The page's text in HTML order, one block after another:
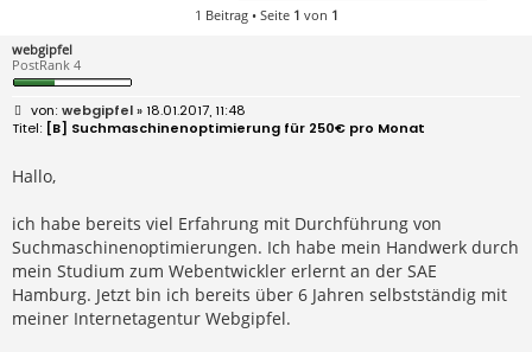
1 Beitrag • Seite 1 von 1
webgipfel
PostRank 4
B
e
i
r
a
webgipfel» 18.01.2017, 11:48
[B] Suchmaschinenoptimierung für 250€ pro Monat
Hallo,
ich habe bereits viel Erfahrung mit Durchführung von
Suchmaschinenoptimierungen. Ich habe mein Handwerk durch
mein Studium zum Webentwickler erlernt an der SAE
Hamburg. Jetzt bin ich bereits über 6 Jahren selbstständig mit
meiner Internetagentur Webgipfel.